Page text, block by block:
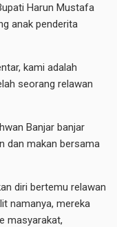
Harun Mustafa
anak penderita
kami adalah
seorang relawan
Banjar banjar
dan makan bersama
diri bertemu relawan
namanya, mereka
masyarakat,